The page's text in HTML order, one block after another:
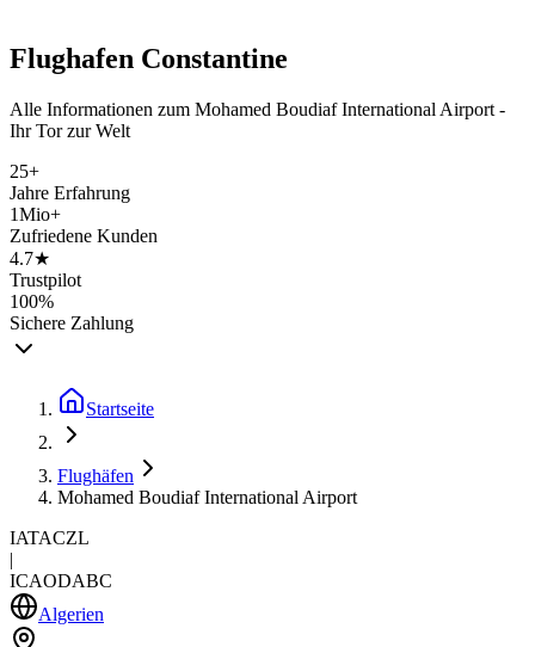
Flughafen Constantine
Alle Informationen zum Mohamed Boudiaf International Airport -
Ihr Tor zur Welt
25+
Jahre Erfahrung
1Mio+
Zufriedene Kunden
4.7★
Trustpilot
100%
Sichere Zahlung
Startseite
Flughäfen
Mohamed Boudiaf International Airport
IATACZL
|
ICAODABC
Algerien